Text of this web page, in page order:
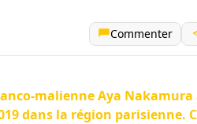
Commenter
malienne Aya Nakamura
dans la région parisienne.